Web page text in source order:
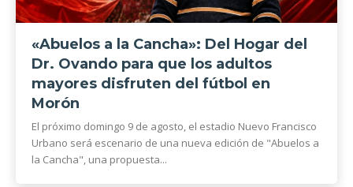
«Abuelos a la Cancha»: Del Hogar del
Dr. Ovando para que los adultos
mayores disfruten del fútbol en
Morón
El próximo domingo 9 de agosto, el estadio Nuevo Francisco
Urbano será escenario de una nueva edición de "Abuelos a
la Cancha", una propuesta...